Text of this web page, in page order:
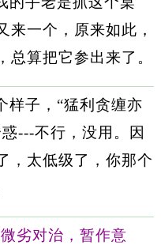
来一个，原来如此，
总算把它参出来了。
样子，“猛利贪缠亦
---不行，没用。因
，太低级了，你那个
劣对治，暂作意